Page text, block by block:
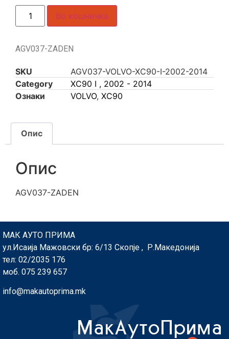
Во кошничка
AGV037-ZADEN
SKU
AGV037-VOLVO-XC90-I-2002-2014
Category
XC90 I , 2002 - 2014
Ознаки
VOLVO, XC90
Опис
Опис
AGV037-ZADEN
МАК АУТО ПРИМА
ул.Исаија Мажовски бр: 6/13 Скопје , Р.Македонија
тел: 02/2035 176
моб. 075 239 657
info@makautoprima.mk